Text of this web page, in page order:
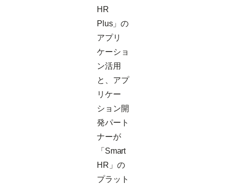
HR
Plus」の
アプリ
ケーショ
ン活用
と、アプ
リケー
ション開
発パート
ナーが
「Smart
HR」の
プラット